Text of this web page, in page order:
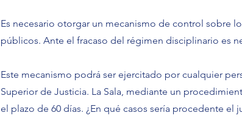
Es necesario otorgar un mecanismo de control sobre
públicos. Ante el fracaso del régimen disciplinario es
Este mecanismo podrá ser ejercitado por cualquier
Superior de Justicia. La Sala, mediante un
el plazo de 60 días. ¿En qué casos sería procedente el